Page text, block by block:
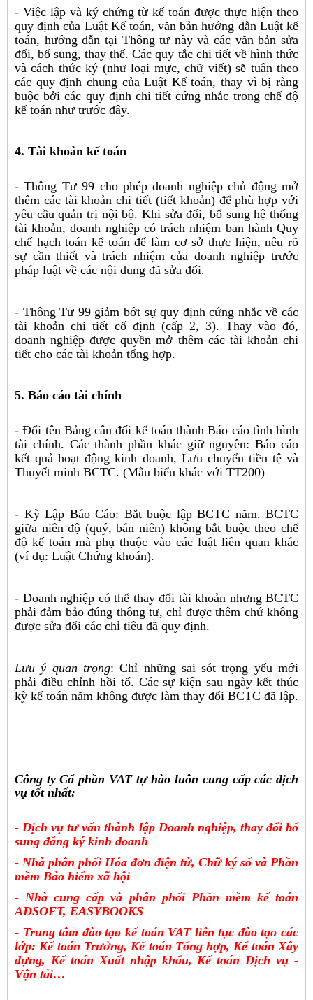
- Việc lập và ký chứng từ kế toán được thực hiện theo
quy định của Luật Kế toán, văn bản hướng dẫn Luật kế
toán, hướng dẫn tại Thông tư này và các văn bản sửa
đổi, bổ sung, thay thế. Các quy tắc chi tiết về hình thức
và cách thức ký (như loại mực, chữ viết) sẽ tuân theo
các quy định chung của Luật Kế toán, thay vì bị ràng
buộc bởi các quy định chi tiết cứng nhắc trong chế độ
kế toán như trước đây.
4. Tài khoản kế toán
- Thông Tư 99 cho phép doanh nghiệp chủ động mở
thêm các tài khoản chi tiết (tiết khoản) để phù hợp với
yêu cầu quản trị nội bộ. Khi sửa đổi, bổ sung hệ thống
tài khoản, doanh nghiệp có trách nhiệm ban hành Quy
chế hạch toán kế toán để làm cơ sở thực hiện, nêu rõ
sự cần thiết và trách nhiệm của doanh nghiệp trước
pháp luật về các nội dung đã sửa đổi.
- Thông Tư 99 giảm bớt sự quy định cứng nhắc về các
tài khoản chi tiết cố định (cấp 2, 3). Thay vào đó,
doanh nghiệp được quyền mở thêm các tài khoản chi
tiết cho các tài khoản tổng hợp.
5. Báo cáo tài chính
- Đổi tên Bảng cân đối kế toán thành Báo cáo tình hình
tài chính. Các thành phần khác giữ nguyên: Báo cáo
kết quả hoạt động kinh doanh, Lưu chuyển tiền tệ và
Thuyết minh BCTC. (Mẫu biểu khác với TT200)
- Kỳ Lập Báo Cáo: Bắt buộc lập BCTC năm. BCTC
giữa niên độ (quý, bán niên) không bắt buộc theo chế
độ kế toán mà phụ thuộc vào các luật liên quan khác
(ví dụ: Luật Chứng khoán).
- Doanh nghiệp có thể thay đổi tài khoản nhưng BCTC
phải đảm bảo đúng thông tư, chỉ được thêm chứ không
được sửa đổi các chỉ tiêu đã quy định.
Lưu ý quan trọng: Chỉ những sai sót trọng yếu mới
phải điều chỉnh hồi tố. Các sự kiện sau ngày kết thúc
kỳ kế toán năm không được làm thay đổi BCTC đã lập.
Công ty Cổ phần VAT tự hào luôn cung cấp các dịch
vụ tốt nhất:
- Dịch vụ tư vấn thành lập Doanh nghiệp, thay đổi bổ
sung đăng ký kinh doanh
- Nhà phân phối Hóa đơn điện tử, Chữ ký số và Phần
mềm Bảo hiểm xã hội
- Nhà cung cấp và phân phối Phần mềm kế toán
ADSOFT, EASYBOOKS
- Trung tâm đào tạo kế toán VAT liên tục đào tạo các
lớp: Kế toán Trưởng, Kế toán Tổng hợp, Kế toán Xây
dựng, Kế toán Xuất nhập khẩu, Kế toán Dịch vụ -
Vận tải…